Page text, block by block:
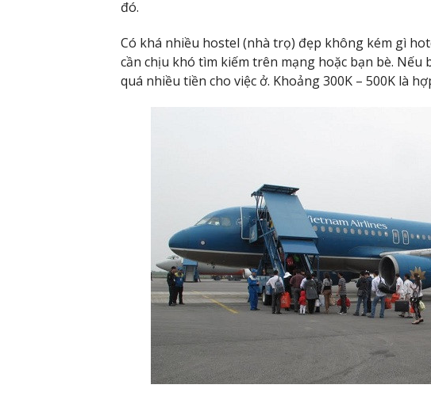
đó.
Có khá nhiều hostel (nhà trọ) đẹp không kém gì
cần chịu khó tìm kiếm trên mạng hoặc bạn bè.
quá nhiều tiền cho việc ở. Khoảng 300K – 500K là